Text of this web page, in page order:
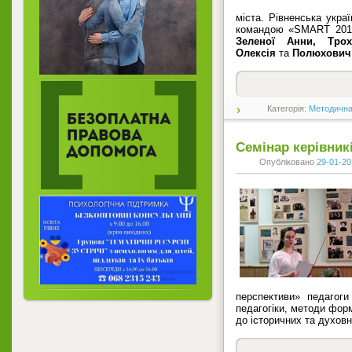
міста. Рівненська
командою «SMART
Зеленої Анни,
Олексія та
Категорія:
Семінар
Опубліковано 29-01-
перспективи»
педагогіки, методи
до історичних та